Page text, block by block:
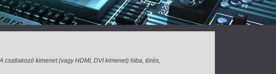
csatlakozó kimenet (vagy HDMI, DVI kimenet) hiba, törés,